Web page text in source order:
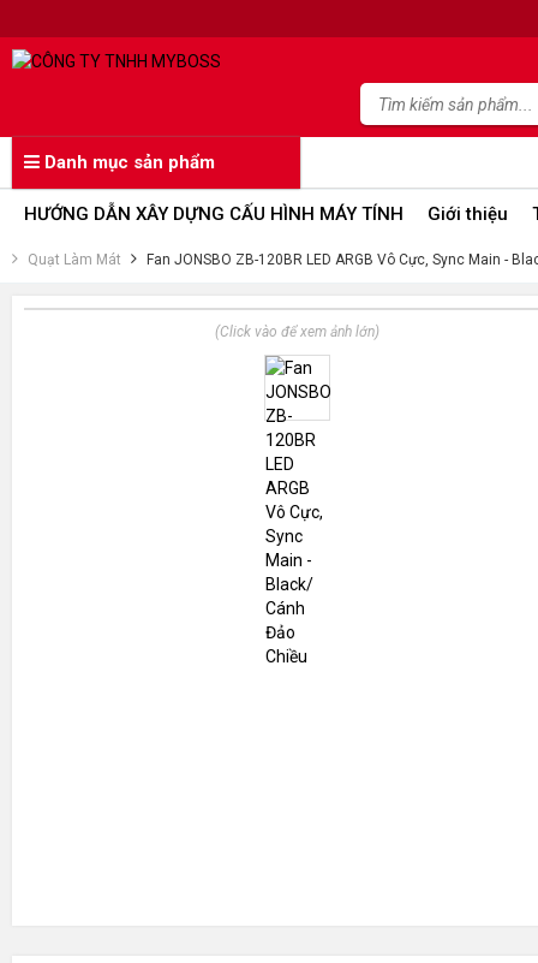
Danh mục sản phẩm
HƯỚNG DẪN XÂY DỰNG CẤU HÌNH MÁY TÍNH Giới thiệu
Quạt Làm Mát Fan JONSBO ZB-120BR LED ARGB Vô Cực, Sync Main -
(Click vào để xem ảnh lớn)